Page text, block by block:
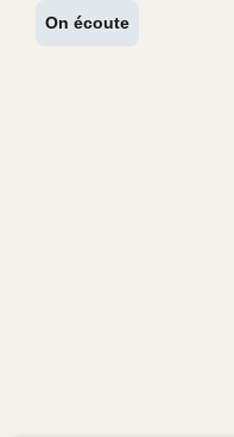
On écoute